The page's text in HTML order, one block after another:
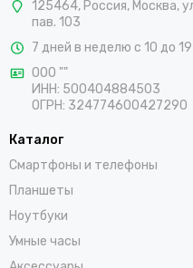
125464, Россия, Москва,
пав. 103
7 дней в неделю с 10 до
ООО ""
ИНН: 500404884503
ОГРН: 324774600427290
Каталог
Смартфоны и телефоны
Планшеты
Ноутбуки
Умные часы